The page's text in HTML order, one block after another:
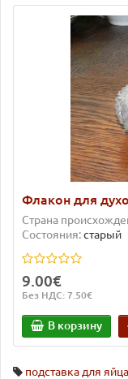
Флакон для
Страна
Состояния:старый
9.00€
Без НДС: 7.50€
В корзину
подставка для яйца